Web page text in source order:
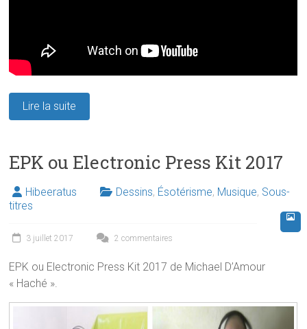
Lire la suite
EPK ou Electronic Press Kit 2017
Hibeeratus Dessins, Ésotérisme, Musique, Sous-
titres
3 juillet 2017 2 commentaires
EPK ou Electronic Press Kit 2017 de Michael D’Amour
« Haché ».